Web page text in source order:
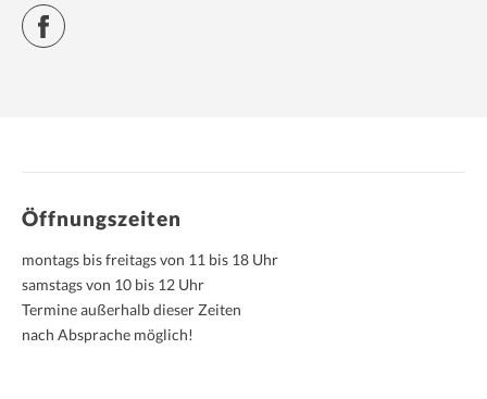
Facebook
Öffnungszeiten
montags bis freitags von 11 bis 18 Uhr
samstags von 10 bis 12 Uhr
Termine außerhalb dieser Zeiten
nach Absprache möglich!